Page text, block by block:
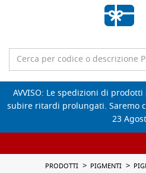
AVVISO: Le spedizioni di
subire ritardi prolungati. Saremo
23
PRODOTTI PIGMENTI